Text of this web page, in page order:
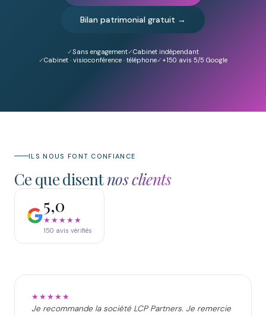
Bilan patrimonial gratuit →
Sans engagement
Cabinet indépendant
Cabinet · visioconférence · téléphone
+150 avis 5/5 Google
ILS NOUS FONT CONFIANCE
Ce que disentnos clients
5,0
★★★★★
150 avis vérifiés
★★★★★
Je recommande la société LCP Partners. Je remercie